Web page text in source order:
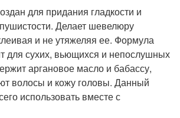
для придания гладкости и
Делает шевелюру
и не утяжеляя ее. Формула
для сухих, вьющихся и непослушных
аргановое масло и бабассу,
волосы и кожу головы. Данный
использовать вместе с